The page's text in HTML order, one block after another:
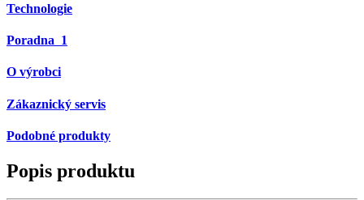
Technologie
Poradna 1
O výrobci
Zákaznický servis
Podobné produkty
Popis produktu